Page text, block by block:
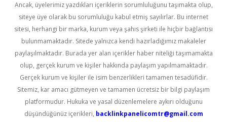
Ancak, üyelerimiz yazdıkları içeriklerin sorumluluğunu taşımakta olup,
siteye üye olarak bu sorumluluğu kabul etmiş sayılırlar. Bu internet
sitesi, herhangi bir marka, kurum veya şahıs şirketi ile hiçbir bağlantısı
bulunmamaktadır. Sitede yalnızca kendi hazırladığımız makaleler
paylaşılmaktadır. Burada yer alan içerikler haber niteliği taşımamakta
olup, gerçek kurum ve kişiler hakkında paylaşım yapılmamaktadır.
Gerçek kurum ve kişiler ile isim benzerlikleri tamamen tesadüfidir.
Sitemiz, kar amacı gütmeyen ve tamamen ücretsiz bir bilgi paylaşım
platformudur. Hukuka ve yasal düzenlemelere aykırı olduğunu
düşündüğünüz içerikleri, backlinkpanelicomtr@gmail.com